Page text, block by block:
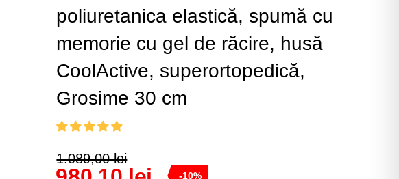
poliuretanica elastică, spumă cu
memorie cu gel de răcire, husă
CoolActive, superortopedică,
Grosime 30 cm
1.089,00 lei
-10%